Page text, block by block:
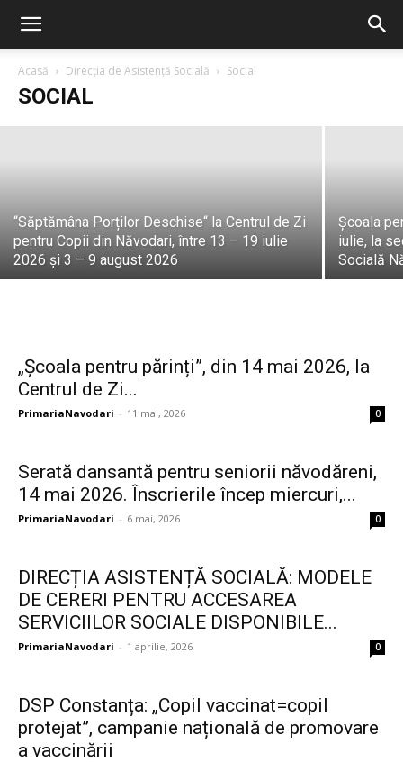
Acasă Direcția de Asistență Socială Social
SOCIAL
Năvodari își celebrează seniorii.
Ceremoniile de premiere au debutat
marți, 14 iulie 2026, la Casa Căsătoriilor
PrimariaNavodari
“Săptămâna Porților Deschise“ la Centrul de Zi
pentru Copii din Năvodari, între 13 – 19 iulie
2026 și 3 – 9 august 2026
Școala
iulie, la
Socială
„Școala pentru părinți”, din 14 mai 2026, la
Centrul de Zi...
PrimariaNavodari - 11 mai, 2026 0
Serată dansantă pentru seniorii năvodăreni,
14 mai 2026. Înscrierile încep miercuri,...
PrimariaNavodari - 6 mai, 2026 0
DIRECȚIA ASISTENȚĂ SOCIALĂ: MODELE
DE CERERI PENTRU ACCESAREA
SERVICIILOR SOCIALE DISPONIBILE...
PrimariaNavodari - 1 aprilie, 2026 0
DSP Constanța: „Copil vaccinat=copil
protejat”, campanie națională de promovare
a vaccinării